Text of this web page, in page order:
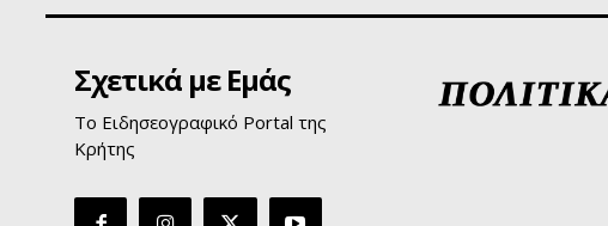
Σχετικά με Εμάς
Το Ειδησεογραφικό Portal της
Κρήτης